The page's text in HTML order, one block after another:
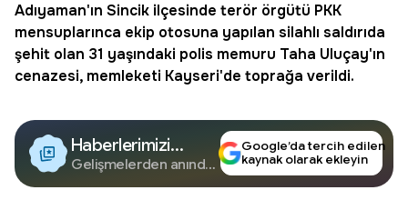
Adıyaman'ın Sincik ilçesinde terör örgütü PKK
mensuplarınca ekip otosuna yapılan silahlı saldırıda
şehit olan 31 yaşındaki polis memuru Taha Uluçay'ın
cenazesi, memleketi Kayseri'de toprağa verildi.
Haberlerimizi
Google'da Takip
Edin
Gelişmelerden anında
Google’da tercih edilen
kaynak olarak ekleyin